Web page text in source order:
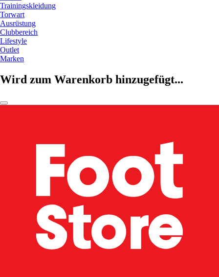
Trainingskleidung
Torwart
Ausrüstung
Clubbereich
Lifestyle
Outlet
Marken
Wird zum Warenkorb hinzugefügt...